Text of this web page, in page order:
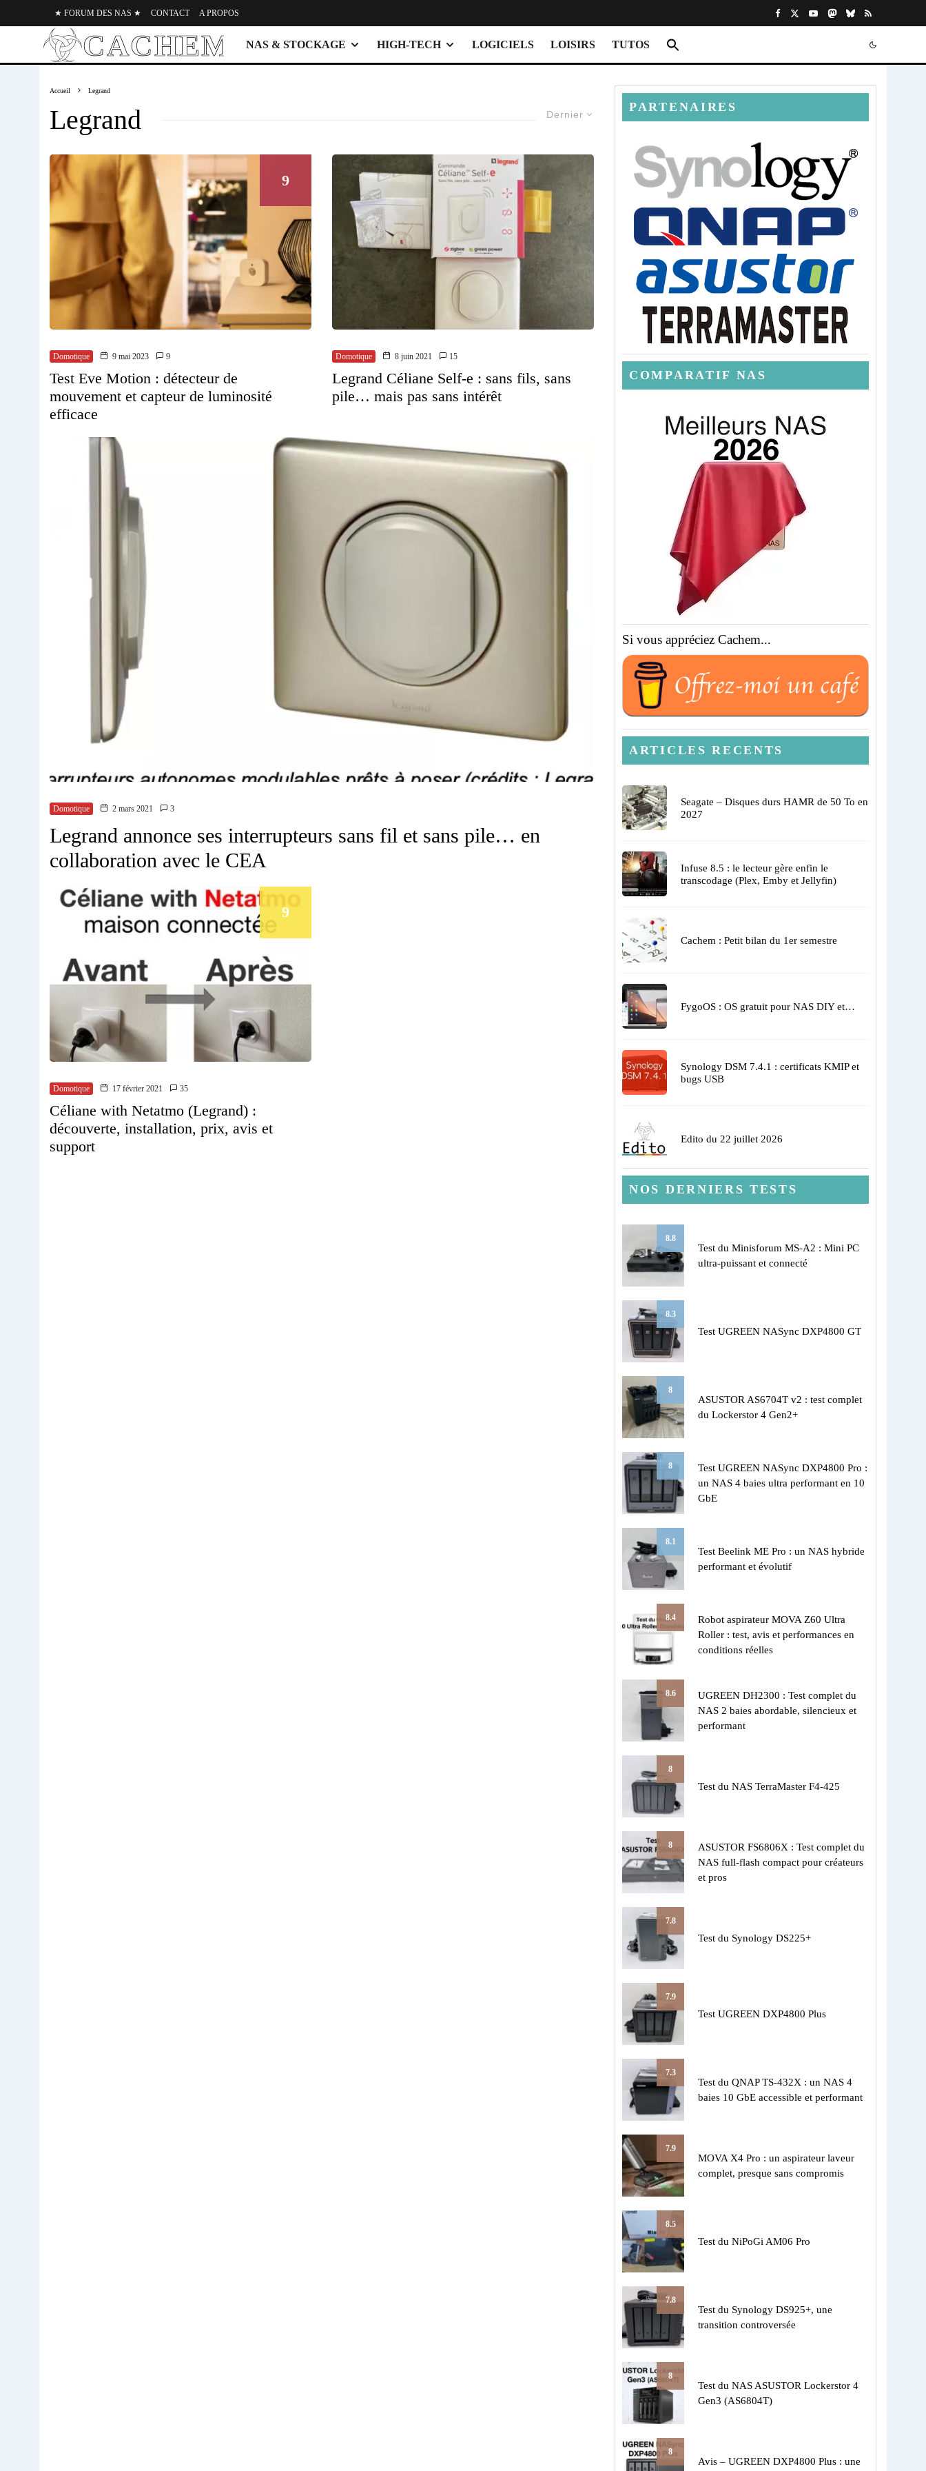
★ FORUM DES NAS ★ CONTACT A PROPOS
NAS & STOCKAGE HIGH-TECH LOGICIELS LOISIRS TUTOS
Accueil Legrand
Dernier
Legrand
9
Domotique 9 mai 2023 9
Test Eve Motion : détecteur de
mouvement et capteur de luminosité
efficace
Domotique 8 juin 2021 15
Legrand Céliane Self-e : sans fils, sans
pile… mais pas sans intérêt
Domotique 2 mars 2021 3
Legrand annonce ses interrupteurs sans fil et sans pile… en
collaboration avec le CEA
9
Domotique 17 février 2021 35
Céliane with Netatmo (Legrand) :
découverte, installation, prix, avis et
support
PARTENAIRES
COMPARATIF NAS
Si vous appréciez Cachem...
ARTICLES RECENTS
Seagate – Disques durs HAMR de 50 To en
2027
Infuse 8.5 : le lecteur gère enfin le
transcodage (Plex, Emby et Jellyfin)
Cachem : Petit bilan du 1er semestre
FygoOS : OS gratuit pour NAS DIY et…
Synology DSM 7.4.1 : certificats KMIP et
bugs USB
Edito du 22 juillet 2026
NOS DERNIERS TESTS
8.8
Test du Minisforum MS-A2 : Mini PC
ultra-puissant et connecté
8.3
Test UGREEN NASync DXP4800 GT
8
ASUSTOR AS6704T v2 : test complet
du Lockerstor 4 Gen2+
8
Test UGREEN NASync DXP4800 Pro :
un NAS 4 baies ultra performant en 10
GbE
8.1
Test Beelink ME Pro : un NAS hybride
performant et évolutif
8.4
Robot aspirateur MOVA Z60 Ultra
Roller : test, avis et performances en
conditions réelles
8.6
UGREEN DH2300 : Test complet du
NAS 2 baies abordable, silencieux et
performant
8
Test du NAS TerraMaster F4-425
8
ASUSTOR FS6806X : Test complet du
NAS full-flash compact pour créateurs
et pros
7.8
Test du Synology DS225+
7.9
Test UGREEN DXP4800 Plus
7.3
Test du QNAP TS-432X : un NAS 4
baies 10 GbE accessible et performant
7.9
MOVA X4 Pro : un aspirateur laveur
complet, presque sans compromis
8.5
Test du NiPoGi AM06 Pro
7.8
Test du Synology DS925+, une
transition controversée
8
Test du NAS ASUSTOR Lockerstor 4
Gen3 (AS6804T)
8
Avis – UGREEN DXP4800 Plus : une